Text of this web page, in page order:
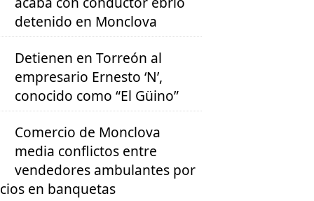
detenido en Monclova
Detienen en Torreón al
empresario Ernesto ‘N’,
conocido como “El Güino”
Comercio de Monclova
media conflictos entre
vendedores ambulantes por
en banquetas